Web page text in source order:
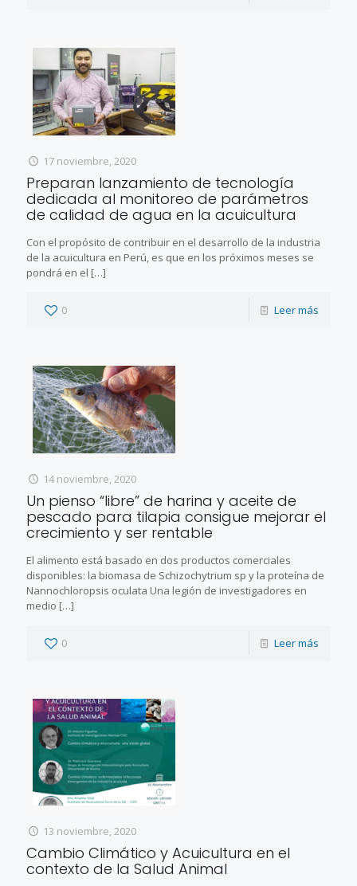
17 noviembre, 2020
Preparan lanzamiento de tecnología
dedicada al monitoreo de parámetros
de calidad de agua en la acuicultura
Con el propósito de contribuir en el desarrollo de la industria
de la acuicultura en Perú, es que en los próximos meses se
pondrá en el […]
0 Leer más
14 noviembre, 2020
Un pienso “libre” de harina y aceite de
pescado para tilapia consigue mejorar el
crecimiento y ser rentable
El alimento está basado en dos productos comerciales
disponibles: la biomasa de Schizochytrium sp y la proteína de
Nannochloropsis oculata Una legión de investigadores en
medio […]
0 Leer más
13 noviembre, 2020
Cambio Climático y Acuicultura en el
contexto de la Salud Animal